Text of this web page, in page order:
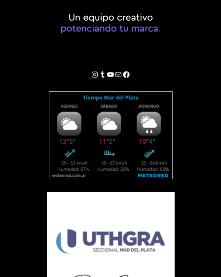
Instagram
Tumblr
YouTube
Correo electrónico
Facebook